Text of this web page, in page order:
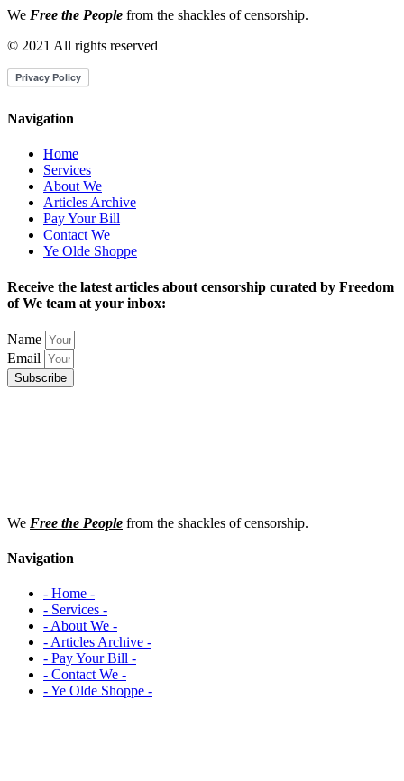
We Free the People from the shackles of censorship.
© 2021 All rights reserved
Navigation
Home
Services
About We
Articles Archive
Pay Your Bill
Contact We
Ye Olde Shoppe
Receive the latest articles about censorship curated by Freedom
of We team at your inbox:
Name
Email
Subscribe
We Free the People from the shackles of censorship.
Navigation
- Home -
- Services -
- About We -
- Articles Archive -
- Pay Your Bill -
- Contact We -
- Ye Olde Shoppe -